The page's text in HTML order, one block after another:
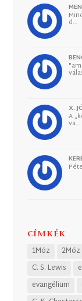
d…
X.
A
va…
CÍMKÉK
1Móz 2Móz
C. S. Lewis
evangélium